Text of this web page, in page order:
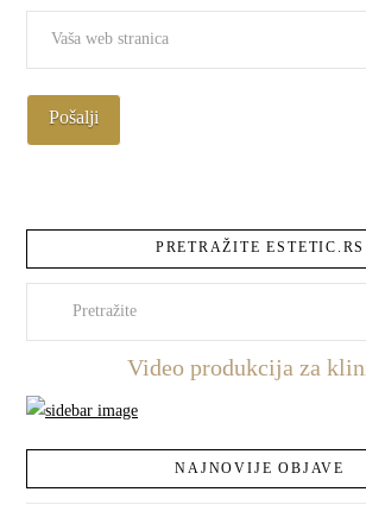
PRETRAŽITE ESTETIC.RS
Video produkcija za
NAJNOVIJE OBJAVE